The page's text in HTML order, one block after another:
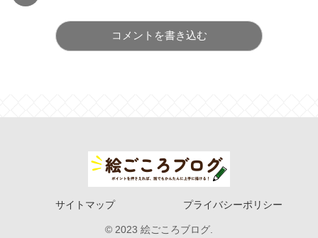
コメントを書き込む
サイトマップ プライバシーポリシー
© 2023 絵ごころブログ.